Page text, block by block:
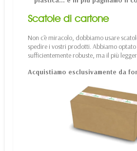
Scatole di cartone
Non c'è miracolo, dobbiamo usare
spedire i vostri prodotti. Abbiamo
sufficientemente robuste, ma il più
Acquistiamo esclusivamente da